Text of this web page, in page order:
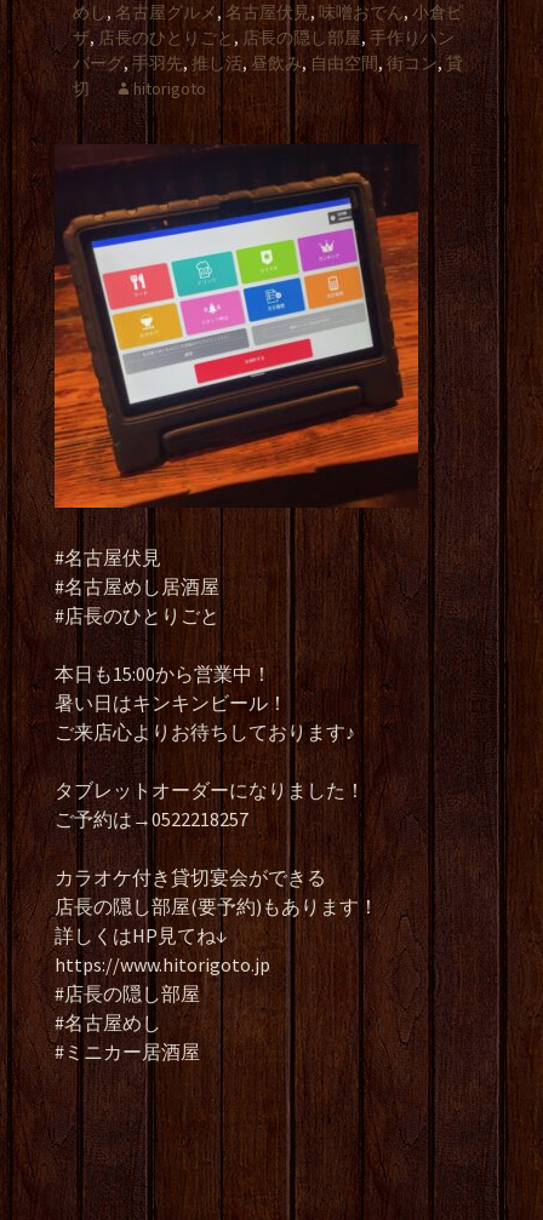
めし, 名古屋グルメ, 名古屋伏見, 味噌おでん, 小倉ピ
ザ,店長のひとりごと , 店長の隠し部屋, 手作りハン
バーグ, 手羽先, 推し活, 昼飲み,自由空間, 街コン,貸
切
hitorigoto
#名古屋伏見
#名古屋めし居酒屋
#店長のひとりごと
本日も15:00から営業中！
暑い日はキンキンビール！
ご来店心よりお待ちしております♪
タブレットオーダーになりました！
ご予約は→0522218257
カラオケ付き貸切宴会ができる
店長の隠し部屋(要予約)もあります！
詳しくはHP見てね↓
https://www.hitorigoto.jp
#店長の隠し部屋
#名古屋めし
#ミニカー居酒屋